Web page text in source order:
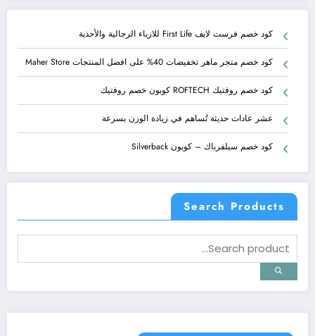
كود خصم فرست لايف First Life للازياء الرجالية والأحذية
كود خصم متجر ماهر تخفيضات 40% على افضل المنتجات Maher Store
كود خصم روفتيك ROFTECH كوبون خصم روفتيك
عشر عادات حديثة تُساهم في زيادة الوزن بسرعة
كود خصم سيلفرباك – كوبون Silverback
Search Products